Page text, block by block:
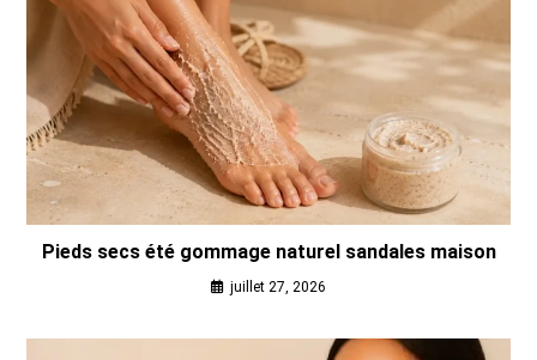
Pieds secs été gommage naturel sandales maison
juillet 27, 2026